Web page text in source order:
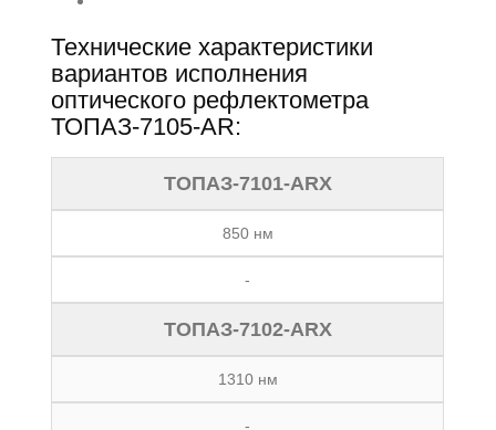
Технические характеристики
вариантов исполнения
оптического рефлектометра
ТОПАЗ-7105-AR:
ТОПАЗ-7101-ARX
850 нм
-
ТОПАЗ-7102-ARX
1310 нм
-